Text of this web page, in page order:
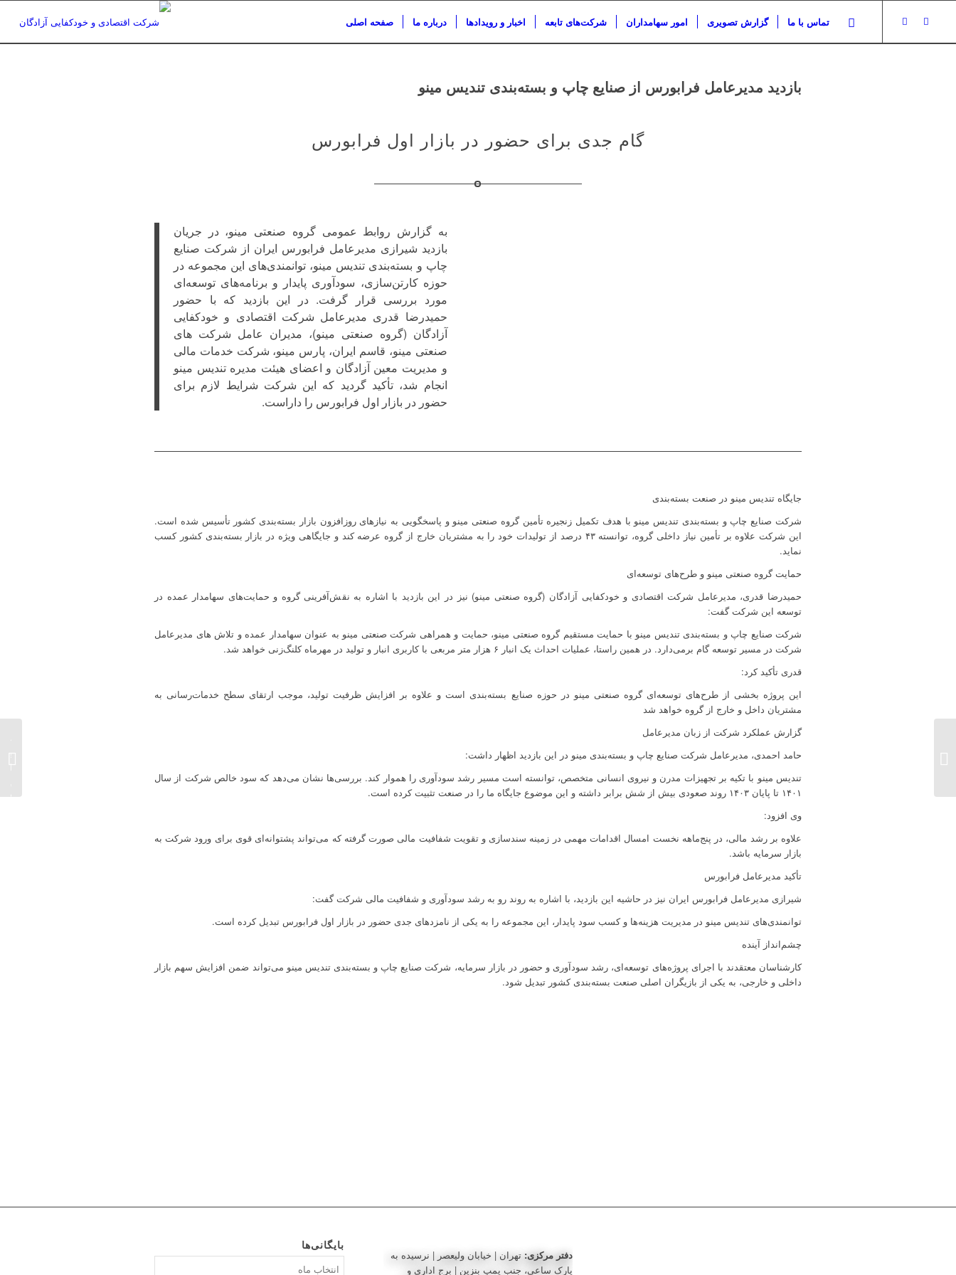
صفحه اصلی درباره ما اخبار و رویدادها شرکت‌های تابعه امور سهامداران گزارش تصویری تماس با ما
بازدید مدیرعامل فرابورس از صنایع چاپ و بسته‌بندی تندیس مینو
گام جدی برای حضور در بازار اول فرابورس
به گزارش روابط عمومی گروه صنعتی مینو، در جریان
بازدید شیرازی مدیرعامل فرابورس ایران از شرکت صنایع
چاپ و بسته‌بندی تندیس مینو، توانمندی‌های این مجموعه در
حوزه کارتن‌سازی، سودآوری پایدار و برنامه‌های توسعه‌ای
مورد بررسی قرار گرفت. در این بازدید که با حضور
حمیدرضا قدری مدیرعامل شرکت اقتصادی و خودکفایی
آزادگان (گروه صنعتی مینو)، مدیران عامل شرکت های
صنعتی مینو، قاسم ایران، پارس مینو، شرکت خدمات مالی
و مدیریت معین آزادگان و اعضای هیئت مدیره تندیس مینو
انجام شد، تأکید گردید که این شرکت شرایط لازم برای
حضور در بازار اول فرابورس را داراست.
جایگاه تندیس مینو در صنعت بسته‌بندی
شرکت صنایع چاپ و بسته‌بندی تندیس مینو با هدف تکمیل زنجیره تأمین گروه صنعتی مینو و پاسخگویی به نیازهای روزافزون بازار بسته‌بندی کشور تأسیس شده است.
این شرکت علاوه بر تأمین نیاز داخلی گروه، توانسته ۴۳ درصد از تولیدات خود را به مشتریان خارج از گروه عرضه کند و جایگاهی ویژه در بازار بسته‌بندی کشور کسب
نماید.
حمایت گروه صنعتی مینو و طرح‌های توسعه‌ای
حمیدرضا قدری، مدیرعامل شرکت اقتصادی و خودکفایی آزادگان (گروه صنعتی مینو) نیز در این بازدید با اشاره به نقش‌آفرینی گروه و حمایت‌های سهامدار عمده در
توسعه این شرکت گفت:
شرکت صنایع چاپ و بسته‌بندی تندیس مینو با حمایت مستقیم گروه صنعتی مینو، حمایت و همراهی شرکت صنعتی مینو به عنوان سهامدار عمده و تلاش های مدیرعامل
شرکت در مسیر توسعه گام برمی‌دارد. در همین راستا، عملیات احداث یک انبار ۶ هزار متر مربعی با کاربری انبار و تولید در مهرماه کلنگ‌زنی خواهد شد.
قدری تأکید کرد:
این پروژه بخشی از طرح‌های توسعه‌ای گروه صنعتی مینو در حوزه صنایع بسته‌بندی است و علاوه بر افزایش ظرفیت تولید، موجب ارتقای سطح خدمات‌رسانی به
مشتریان داخل و خارج از گروه خواهد شد
گزارش عملکرد شرکت از زبان مدیرعامل
حامد احمدی، مدیرعامل شرکت صنایع چاپ و بسته‌بندی مینو در این بازدید اظهار داشت:
تندیس مینو با تکیه بر تجهیزات مدرن و نیروی انسانی متخصص، توانسته است مسیر رشد سودآوری را هموار کند. بررسی‌ها نشان می‌دهد که سود خالص شرکت از سال
۱۴۰۱ تا پایان ۱۴۰۳ روند صعودی بیش از شش برابر داشته و این موضوع جایگاه ما را در صنعت تثبیت کرده است.
وی افزود:
علاوه بر رشد مالی، در پنج‌ماهه نخست امسال اقدامات مهمی در زمینه سندسازی و تقویت شفافیت مالی صورت گرفته که می‌تواند پشتوانه‌ای قوی برای ورود شرکت به
بازار سرمایه باشد.
تأکید مدیرعامل فرابورس
شیرازی مدیرعامل فرابورس ایران نیز در حاشیه این بازدید، با اشاره به روند رو به رشد سودآوری و شفافیت مالی شرکت گفت:
توانمندی‌های تندیس مینو در مدیریت هزینه‌ها و کسب سود پایدار، این مجموعه را به یکی از نامزدهای جدی حضور در بازار اول فرابورس تبدیل کرده است.
چشم‌انداز آینده
کارشناسان معتقدند با اجرای پروژه‌های توسعه‌ای، رشد سودآوری و حضور در بازار سرمایه، شرکت صنایع چاپ و بسته‌بندی تندیس مینو می‌تواند ضمن افزایش سهم بازار
داخلی و خارجی، به یکی از بازیگران اصلی صنعت بسته‌بندی کشور تبدیل شود.
بایگانی‌ها
دفتر مرکزی: تهران | خیابان ولیعصر | نرسیده به
پارک ساعی، جنب پمپ بنزین | برج اداری و
۱۴۰۴...
افتتاح تصفیه‌خانه فاضلاب